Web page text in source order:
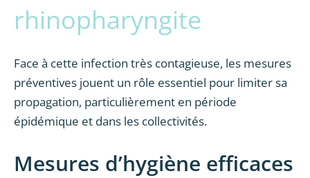
rhinopharyngite
Face à cette infection très contagieuse, les mesures
préventives jouent un rôle essentiel pour limiter sa
propagation, particulièrement en période
épidémique et dans les collectivités.
Mesures d’hygiène efficaces